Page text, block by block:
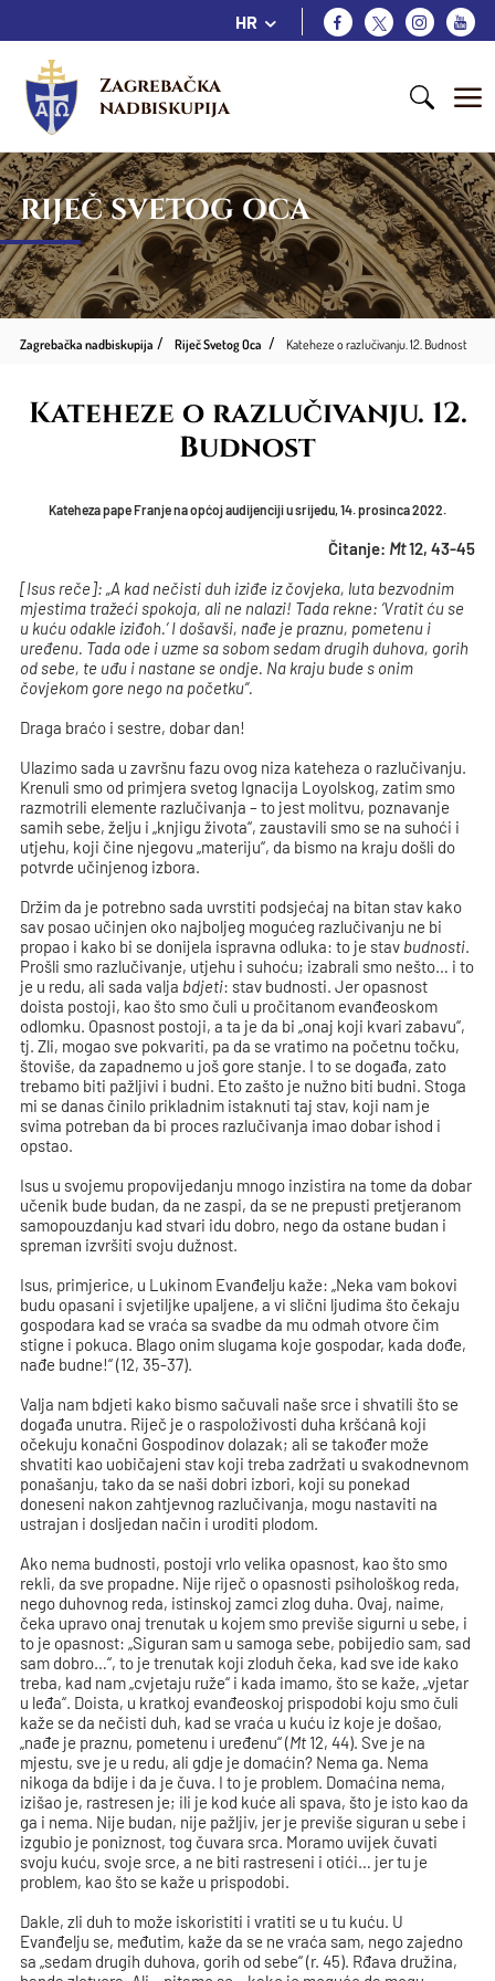
HR
Zagrebačka
nadbiskupija
RIJEČ SVETOG OCA
Zagrebačka nadbiskupija Riječ Svetog Oca Kateheze o razlučivanju. 12. Budnost
Kateheze o razlučivanju. 12.
Budnost
Kateheza pape Franje na općoj audijenciji u srijedu, 14. prosinca 2022.
Čitanje: Mt12, 43-45
[Isus reče]: „A kad nečisti duh iziđe iz čovjeka, luta bezvodnim
mjestima tražeći spokoja, ali ne nalazi! Tada rekne: ‘Vratit ću se
u kuću odakle iziđoh.’ I došavši, nađe je praznu, pometenu i
uređenu. Tada ode i uzme sa sobom sedam drugih duhova, gorih
od sebe, te uđu i nastane se ondje. Na kraju bude s onim
čovjekom gore nego na početku“.
Draga braćo i sestre, dobar dan!
Ulazimo sada u završnu fazu ovog niza kateheza o razlučivanju.
Krenuli smo od primjera svetog Ignacija Loyolskog, zatim smo
razmotrili elemente razlučivanja – to jest molitvu, poznavanje
samih sebe, želju i „knjigu života“, zaustavili smo se na suhoći i
utjehu, koji čine njegovu „materiju“, da bismo na kraju došli do
potvrde učinjenog izbora.
Držim da je potrebno sada uvrstiti podsjećaj na bitan stav kako
sav posao učinjen oko najboljeg mogućeg razlučivanju ne bi
propao i kako bi se donijela ispravna odluka: to je stav budnosti.
Prošli smo razlučivanje, utjehu i suhoću; izabrali smo nešto… i to
je u redu, ali sada valja bdjeti: stav budnosti. Jer opasnost
doista postoji, kao što smo čuli u pročitanom evanđeoskom
odlomku. Opasnost postoji, a ta je da bi „onaj koji kvari zabavu“,
tj. Zli, mogao sve pokvariti, pa da se vratimo na početnu točku,
štoviše, da zapadnemo u još gore stanje. I to se događa, zato
trebamo biti pažljivi i budni. Eto zašto je nužno biti budni. Stoga
mi se danas činilo prikladnim istaknuti taj stav, koji nam je
svima potreban da bi proces razlučivanja imao dobar ishod i
opstao.
Isus u svojemu propovijedanju mnogo inzistira na tome da dobar
učenik bude budan, da ne zaspi, da se ne prepusti pretjeranom
samopouzdanju kad stvari idu dobro, nego da ostane budan i
spreman izvršiti svoju dužnost.
Isus, primjerice, u Lukinom Evanđelju kaže: „Neka vam bokovi
budu opasani i svjetiljke upaljene, a vi slični ljudima što čekaju
gospodara kad se vraća sa svadbe da mu odmah otvore čim
stigne i pokuca. Blago onim slugama koje gospodar, kada dođe,
nađe budne!“ (12, 35-37).
Valja nam bdjeti kako bismo sačuvali naše srce i shvatili što se
događa unutra. Riječ je o raspoloživosti duha kršćanâ koji
očekuju konačni Gospodinov dolazak; ali se također može
shvatiti kao uobičajeni stav koji treba zadržati u svakodnevnom
ponašanju, tako da se naši dobri izbori, koji su ponekad
doneseni nakon zahtjevnog razlučivanja, mogu nastaviti na
ustrajan i dosljedan način i uroditi plodom.
Ako nema budnosti, postoji vrlo velika opasnost, kao što smo
rekli, da sve propadne. Nije riječ o opasnosti psihološkog reda,
nego duhovnog reda, istinskoj zamci zlog duha. Ovaj, naime,
čeka upravo onaj trenutak u kojem smo previše sigurni u sebe, i
to je opasnost: „Siguran sam u samoga sebe, pobijedio sam, sad
sam dobro…“, to je trenutak koji zloduh čeka, kad sve ide kako
treba, kad nam „cvjetaju ruže“ i kada imamo, što se kaže, „vjetar
u leđa“. Doista, u kratkoj evanđeoskoj prispodobi koju smo čuli
kaže se da nečisti duh, kad se vraća u kuću iz koje je došao,
„nađe je praznu, pometenu i uređenu“ (Mt 12, 44). Sve je na
mjestu, sve je u redu, ali gdje je domaćin? Nema ga. Nema
nikoga da bdije i da je čuva. I to je problem. Domaćina nema,
izišao je, rastresen je; ili je kod kuće ali spava, što je isto kao da
ga i nema. Nije budan, nije pažljiv, jer je previše siguran u sebe i
izgubio je poniznost, tog čuvara srca. Moramo uvijek čuvati
svoju kuću, svoje srce, a ne biti rastreseni i otići… jer tu je
problem, kao što se kaže u prispodobi.
Dakle, zli duh to može iskoristiti i vratiti se u tu kuću. U
Evanđelju se, međutim, kaže da se ne vraća sam, nego zajedno
sa „sedam drugih duhova, gorih od sebe“ (r. 45). Rđava družina,